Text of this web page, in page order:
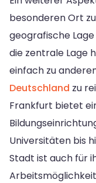
besonderen Ort
geografische
die zentrale Lage
einfach zu
Deutschland zu
Frankfurt bietet
Universitäten bis
Stadt ist auch für